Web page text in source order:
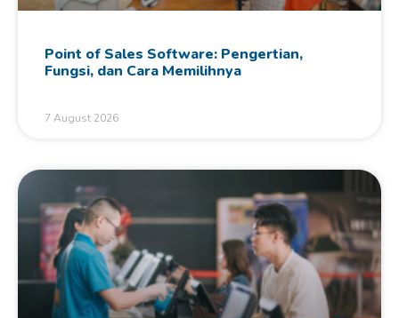
Point of Sales Software: Pengertian,
Fungsi, dan Cara Memilihnya
7 August 2026